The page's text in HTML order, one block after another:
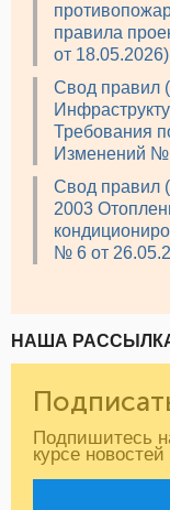
правила
от 18.05.2026)
Свод правил
Требования
Изменений №
Свод правил
2003
№ 6 от
НАША
Подпишитесь
курсе новостей